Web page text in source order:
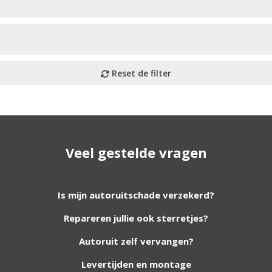
Veel gestelde vragen
Is mijn autoruitschade verzekerd?
Repareren jullie ook sterretjes?
Autoruit zelf vervangen?
Levertijden en montage